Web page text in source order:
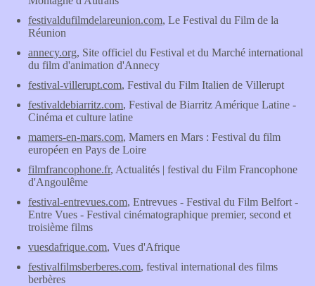
festivaldufilmdelareunion.com, Le Festival du Film de la
Réunion
annecy.org, Site officiel du Festival et du Marché international
du film d'animation d'Annecy
festival-villerupt.com, Festival du Film Italien de Villerupt
festivaldebiarritz.com, Festival de Biarritz Amérique Latine -
Cinéma et culture latine
mamers-en-mars.com, Mamers en Mars : Festival du film
européen en Pays de Loire
filmfrancophone.fr, Actualités | festival du Film Francophone
d'Angoulême
festival-entrevues.com, Entrevues - Festival du Film Belfort -
Entre Vues - Festival cinématographique premier, second et
troisième films
vuesdafrique.com, Vues d'Afrique
festivalfilmsberberes.com, festival international des films
berbères